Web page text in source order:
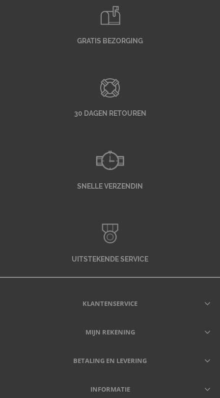
GRATIS BEZORGING
30 DAGEN RETOUREN
SNELLE VERZENDIN
UITSTEKENDE SERVICE
KLANTENSERVICE
MIJN REKENING
BETALING EN LEVERING
INFORMATIE